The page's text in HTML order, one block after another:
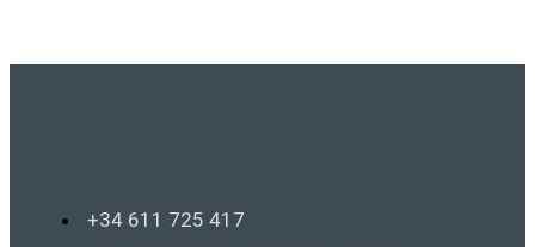
+34 611 725 417